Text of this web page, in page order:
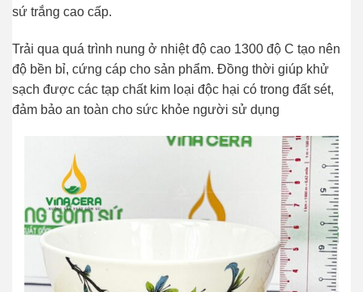
sứ trắng cao cấp.
Trải qua quá trình nung ở nhiệt độ cao 1300 độ C tạo nên
độ bền bỉ, cứng cáp cho sản phẩm. Đồng thời giúp khử
sạch được các tạp chất kim loại độc hại có trong đất sét,
đảm bảo an toàn cho sức khỏe người sử dụng